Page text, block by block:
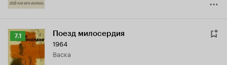
Рейтинг
Кинопоиска
7.1
7.1 Поезд милосердия
1964
Васка